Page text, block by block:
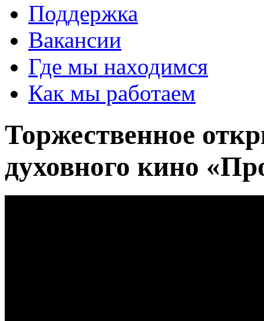
Поддержка
Вакансии
Где мы находимся
Как мы работаем
Торжественное
духовного кино